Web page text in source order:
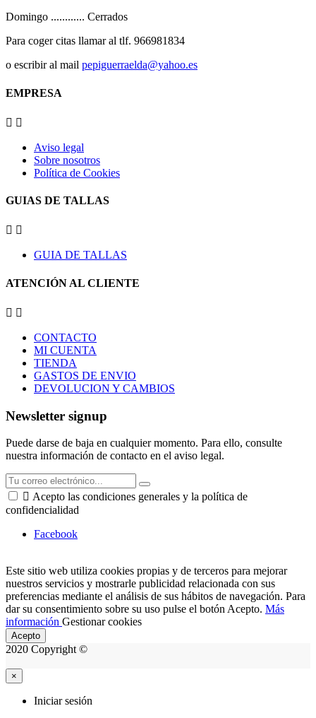
Domingo ............ Cerrados
Para coger citas llamar al tlf. 966981834
o escribir al mail pepiguerraelda@yahoo.es
EMPRESA
 
Aviso legal
Sobre nosotros
Política de Cookies
GUIAS DE TALLAS
 
GUIA DE TALLAS
ATENCIÓN AL CLIENTE
 
CONTACTO
MI CUENTA
TIENDA
GASTOS DE ENVIO
DEVOLUCION Y CAMBIOS
Newsletter signup
Puede darse de baja en cualquier momento. Para ello, consulte
nuestra información de contacto en el aviso legal.
 Acepto las condiciones generales y la política de
confidencialidad
Facebook
Este sitio web utiliza cookies propias y de terceros para mejorar
nuestros servicios y mostrarle publicidad relacionada con sus
preferencias mediante el análisis de sus hábitos de navegación. Para
dar su consentimiento sobre su uso pulse el botón Acepto. Más
información Gestionar cookies
Acepto
2020 Copyright ©
×
Iniciar sesión